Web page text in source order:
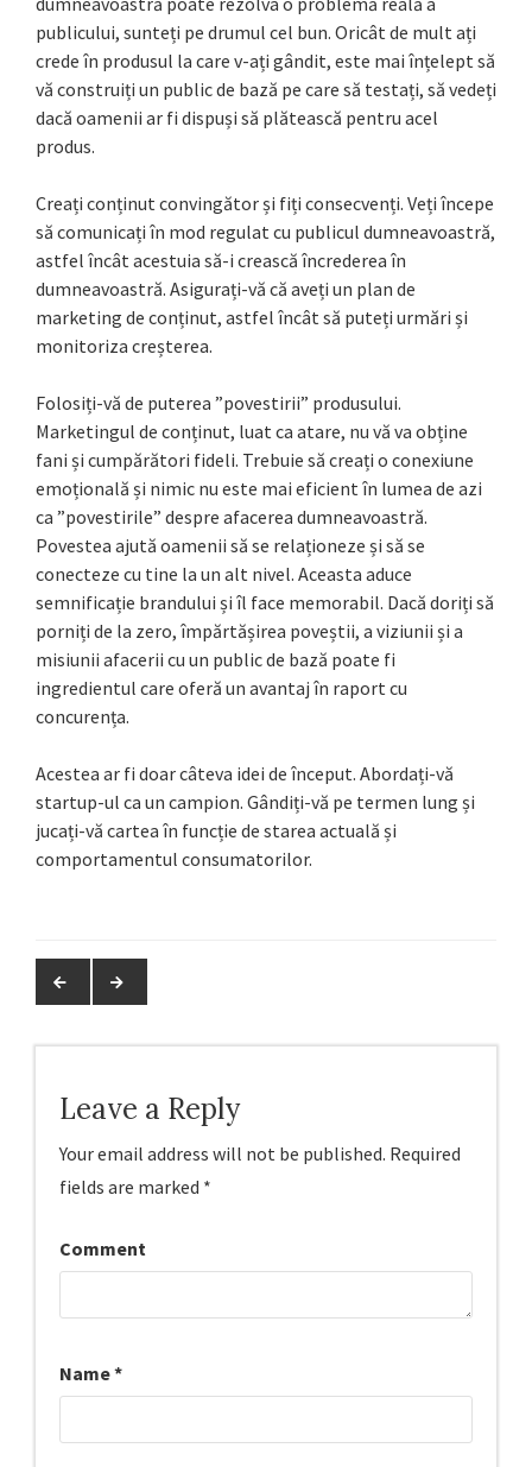
publicului, sunteți pe drumul cel bun. Oricât de mult ați
crede în produsul la care v-ați gândit, este mai înțelept să
vă construiți un public de bază pe care să testați, să vedeți
dacă oamenii ar fi dispuși să plătească pentru acel
produs.
Creați conținut convingător și fiți consecvenți. Veți începe
să comunicați în mod regulat cu publicul dumneavoastră,
astfel încât acestuia să-i crească încrederea în
dumneavoastră. Asigurați-vă că aveți un plan de
marketing de conținut, astfel încât să puteți urmări și
monitoriza creșterea.
Folosiți-vă de puterea ”povestirii” produsului.
Marketingul de conținut, luat ca atare, nu vă va obține
fani și cumpărători fideli. Trebuie să creați o conexiune
emoțională și nimic nu este mai eficient în lumea de azi
ca ”povestirile” despre afacerea dumneavoastră.
Povestea ajută oamenii să se relaționeze și să se
conecteze cu tine la un alt nivel. Aceasta aduce
semnificație brandului și îl face memorabil. Dacă doriți să
porniți de la zero, împărtășirea poveștii, a viziunii și a
misiunii afacerii cu un public de bază poate fi
ingredientul care oferă un avantaj în raport cu
concurența.
Acestea ar fi doar câteva idei de început. Abordați-vă
startup-ul ca un campion. Gândiți-vă pe termen lung și
jucați-vă cartea în funcție de starea actuală și
comportamentul consumatorilor.
Leave a Reply
Your email address will not be published. Required
fields are marked *
Comment
Name*